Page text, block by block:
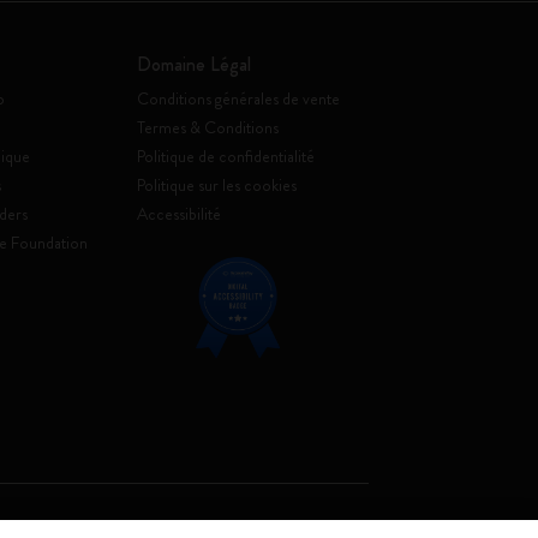
Foundation
Domaine Légal
Conditions générales de vente
Termes & Conditions
Politique de confidentialité
Politique sur les cookies
Accessibilité